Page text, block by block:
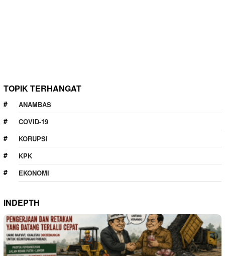
TOPIK TERHANGAT
ANAMBAS
COVID-19
KORUPSI
KPK
EKONOMI
INDEPTH